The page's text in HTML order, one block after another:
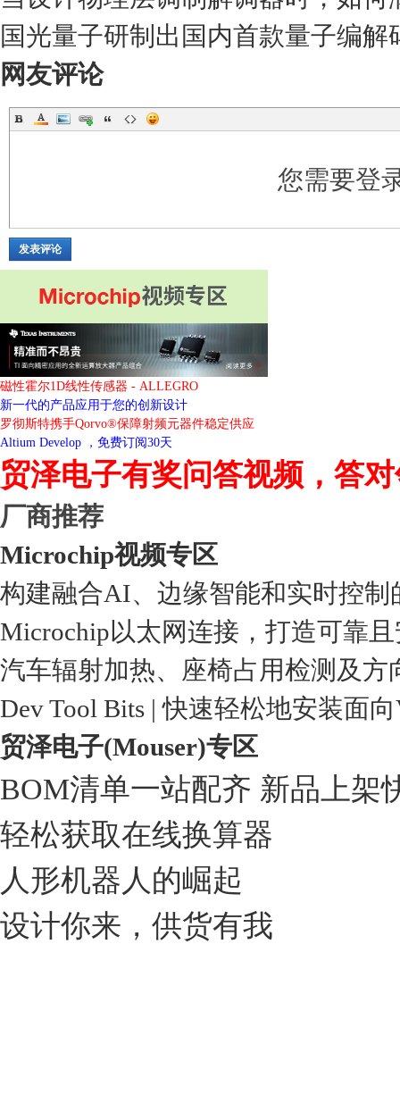
国光量子研制出国内首款量子编解
网友评论
您需要登
发表评论
磁性霍尔1D线性传感器 - ALLEGRO
新一代的产品应用于您的创新设计
罗彻斯特携手Qorvo®保障射频元器件稳定供应
Altium Develop ，免费订阅30天
贸泽电子有奖问答视频，答
厂商推荐
Microchip视频专区
构建融合AI、边缘智能和实时控制
Microchip以太网连接，打造可靠
汽车辐射加热、座椅占用检测及
Dev Tool Bits | 快速轻松地安装面
贸泽电子(Mouser)专区
BOM清单一站配齐 新品上架
轻松获取在线换算器
人形机器人的崛起
设计你来，供货有我